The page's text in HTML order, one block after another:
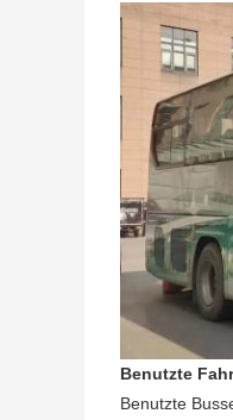
Benutzte
Benutzte